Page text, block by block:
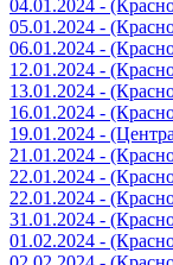
04.01.2024 -
05.01.2024 -
06.01.2024 -
12.01.2024 -
13.01.2024 -
16.01.2024 -
19.01.2024 -
21.01.2024 -
22.01.2024 -
22.01.2024 -
31.01.2024 -
01.02.2024 -